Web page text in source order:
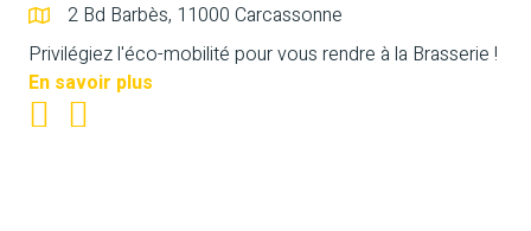
2 Bd Barbès, 11000 Carcassonne
Privilégiez l'éco-mobilité pour vous rendre à la Brasserie !
En savoir plus